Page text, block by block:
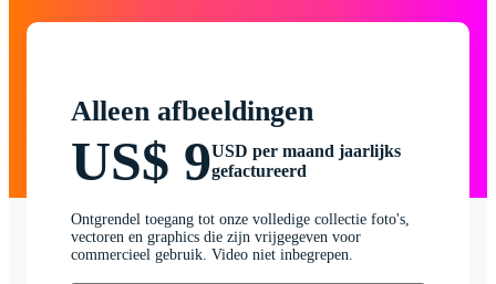
Alleen afbeeldingen
US$ 9USD per maand jaarlijks
gefactureerd
Ontgrendel toegang tot onze volledige collectie foto's,
vectoren en graphics die zijn vrijgegeven voor
commercieel gebruik. Video niet inbegrepen.